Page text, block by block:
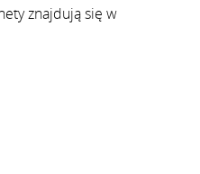
znajdują się w